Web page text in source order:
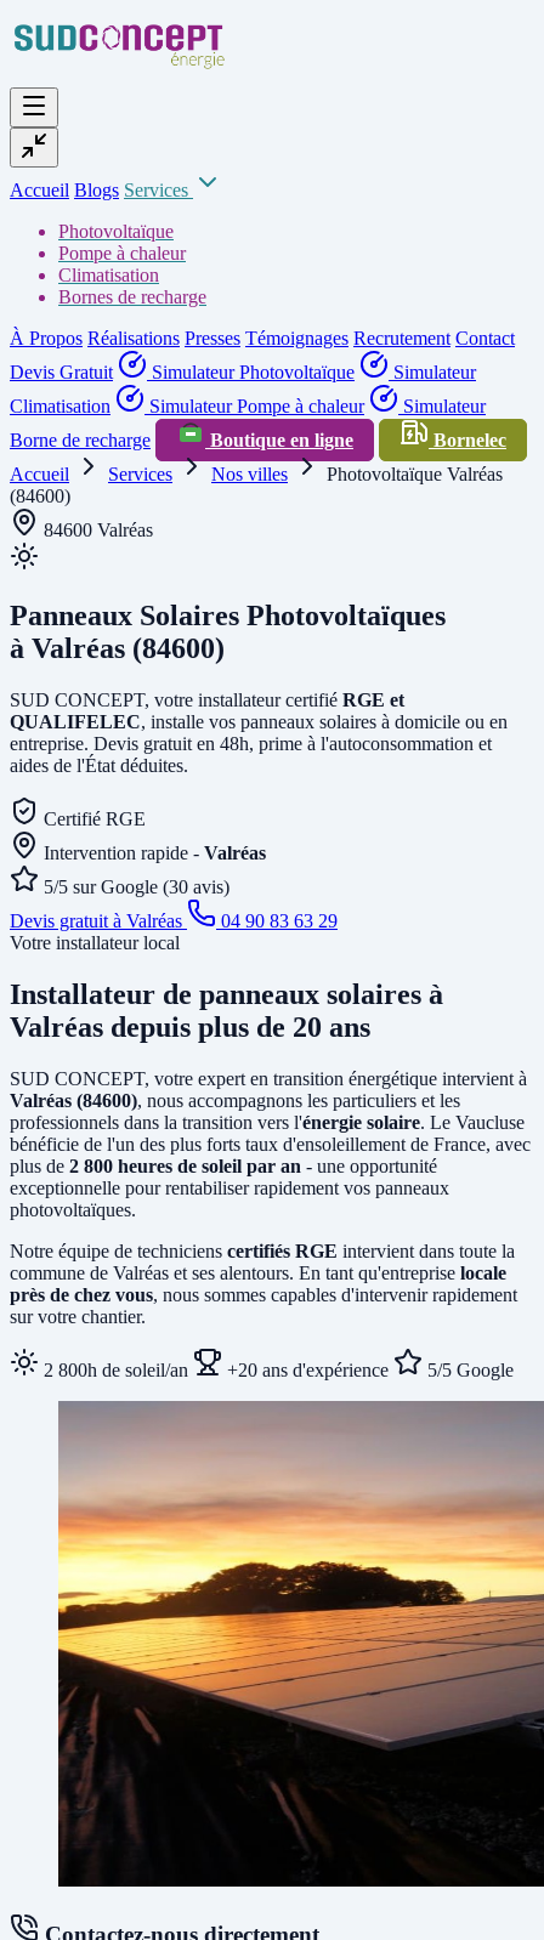
Accueil Blogs Services
Photovoltaïque
Pompe à chaleur
Climatisation
Bornes de recharge
À Propos Réalisations Presses Témoignages Recrutement Contact
Devis Gratuit
Simulateur Photovoltaïque
Simulateur
Climatisation
Simulateur Pompe à chaleur
Simulateur
Borne de recharge
Boutique en ligne
Bornelec
Accueil
Services Nos villes
Photovoltaïque Valréas
(84600)
84600 Valréas
Panneaux Solaires Photovoltaïques
à Valréas (84600)
SUD CONCEPT, votre installateur certifié RGE et
QUALIFELEC, installe vos panneaux solaires à domicile ou en
entreprise. Devis gratuit en 48h, prime à l'autoconsommation et
aides de l'État déduites.
Certifié RGE
Intervention rapide - Valréas
5/5 sur Google (30 avis)
Devis gratuit à Valréas
04 90 83 63 29
Votre installateur local
Installateur de panneaux solaires à
Valréas depuis plus de 20 ans
SUD CONCEPT, votre expert en transition énergétique intervient à
Valréas (84600), nous accompagnons les particuliers et les
professionnels dans la transition vers l'énergie solaire. Le Vaucluse
bénéficie de l'un des plus forts taux d'ensoleillement de France, avec
plus de 2 800 heures de soleil par an - une opportunité
exceptionnelle pour rentabiliser rapidement vos panneaux
photovoltaïques.
Notre équipe de techniciens certifiés RGE intervient dans toute la
commune de Valréas et ses alentours. En tant qu'entreprise locale
près de chez vous, nous sommes capables d'intervenir rapidement
sur votre chantier.
2 800h de soleil/an +20 ans d'expérience 5/5 Google